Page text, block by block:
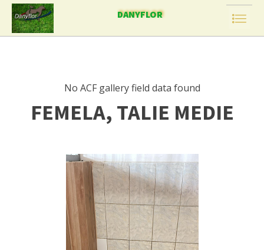
DANYFLOR
No ACF gallery field data found
FEMELA, TALIE MEDIE